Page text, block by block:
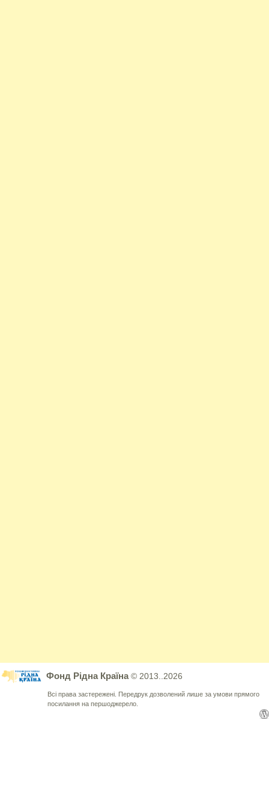
Фонд Рідна Країна© 2013..2026
Всі права застережені. Передрук дозволений лише за умови прямого
посилання на першоджерело.